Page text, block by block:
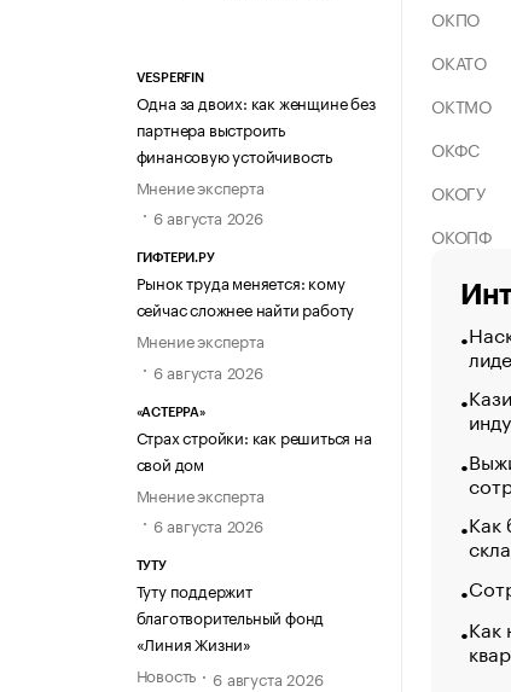
VESPERFIN
Одна за двоих: как женщине без
партнера выстроить
финансовую устойчивость
Мнение эксперта
6 августа 2026
ГИФТЕРИ.РУ
Рынок труда меняется: кому
сейчас сложнее найти работу
Мнение эксперта
6 августа 2026
«АСТЕРРА»
Страх стройки: как решиться на
свой дом
Мнение эксперта
6 августа 2026
ТУТУ
Туту поддержит
благотворительный фонд
«Линия Жизни»
Новость
6 августа 2026
ОКПО
ОКАТО
ОКТМО
ОКФС
ОКОГУ
ОКОПФ
Как
Как